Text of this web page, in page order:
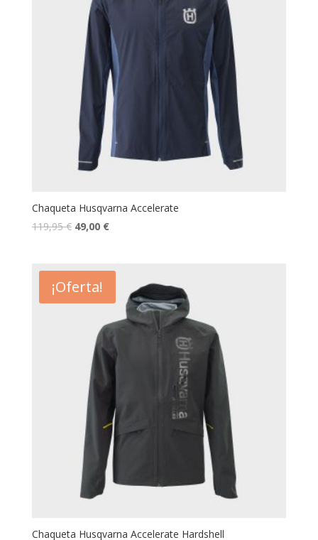
Chaqueta Husqvarna Accelerate
119,95€ 49,00 €
¡Oferta!
Chaqueta Husqvarna Accelerate Hardshell